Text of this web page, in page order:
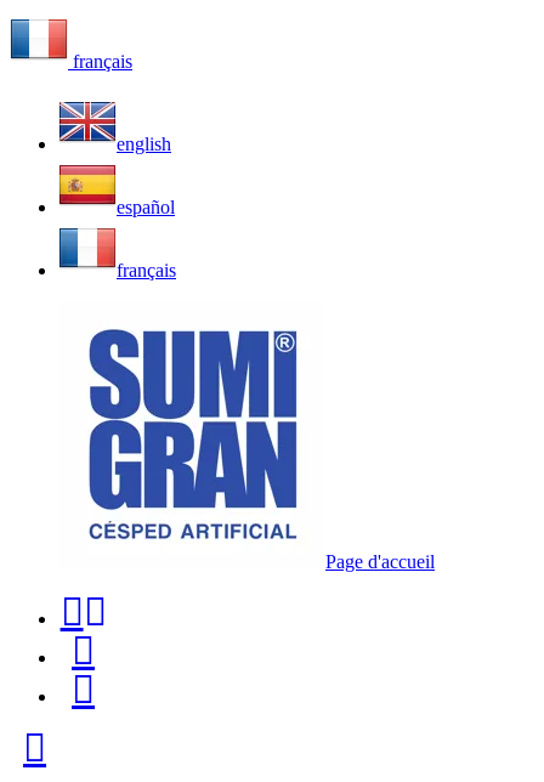
français
english
español
français
Page d'accueil